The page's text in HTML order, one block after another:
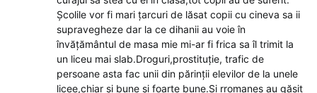
Școlile vor fi mari țarcuri de lăsat copii cu cineva sa ii
supravegheze dar la ce dihanii au voie în
învățământul de masa mie mi-ar fi frica sa îl trimit la
un liceu mai slab.Droguri,prostituție, trafic de
persoane asta fac unii din părinții elevilor de la unele
licee,chiar și bune și foarte bune.Si rromanes au găsit